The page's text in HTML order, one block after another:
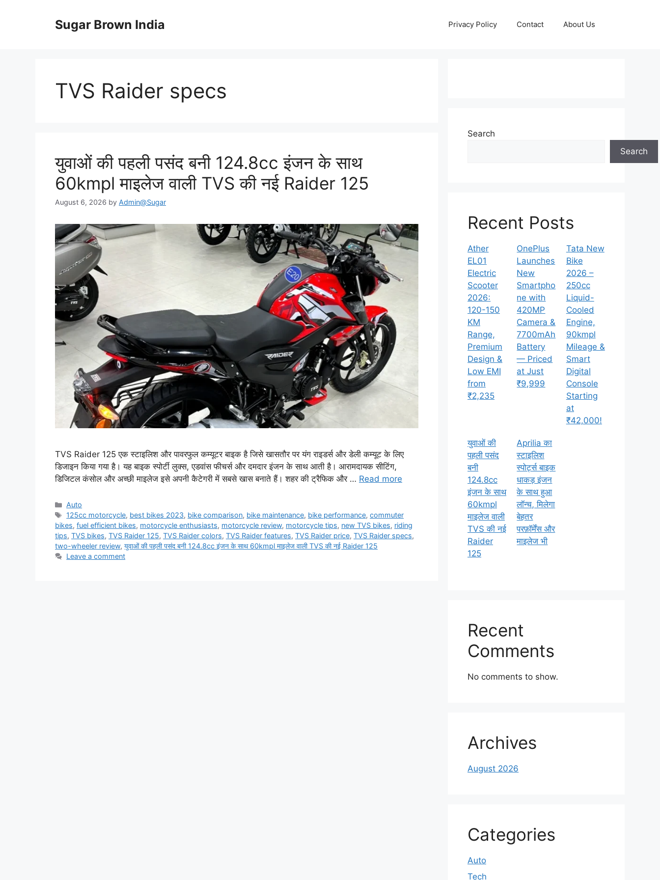
Sugar Brown India Privacy Policy Contact About Us
TVS Raider specs
युवाओं की पहली पसंद बनी 124.8cc इंजन के साथ
60kmpl माइलेज वाली TVS की नई Raider 125
August 6, 2026 by Admin@Sugar
TVS Raider 125 एक स्टाइलिश और पावरफुल कम्यूटर बाइक है जिसे खासतौर पर यंग राइडर्स और डेली कम्यूट के लिए
डिजाइन किया गया है। यह बाइक स्पोर्टी लुक्स, एडवांस फीचर्स और दमदार इंजन के साथ आती है। आरामदायक सीटिंग,
डिजिटल कंसोल और अच्छी माइलेज इसे अपनी कैटेगरी में सबसे खास बनाते हैं। शहर की ट्रैफिक और … Read more
Categories
Auto
Tags
125cc motorcycle, best bikes 2023, bike comparison, bike maintenance, bike performance,commuter
bikes, fuel efficient bikes, motorcycle enthusiasts, motorcycle review, motorcycle tips, new TVS bikes, riding
tips, TVS bikes, TVS Raider 125, TVS Raider colors, TVS Raider features, TVS Raider price, TVS Raider specs,
two-wheeler review, युवाओं की पहली पसंद बनी 124.8cc इंजन के साथ 60kmpl माइलेज वाली TVS की नई Raider 125
Leave a comment
Search
Search
Recent Posts
Ather
EL01
Electric
Scooter
2026:
120-150
KM
Range,
Premium
Design &
Low EMI
from
₹2,235
OnePlus
Launches
New
Smartpho
ne with
420MP
Camera &
7700mAh
Battery
— Priced
at Just
₹9,999
Tata New
Bike
2026 –
250cc
Liquid-
Cooled
Engine,
90kmpl
Mileage &
Smart
Digital
Console
Starting
at
₹42,000!
युवाओं की
पहली पसंद
बनी
124.8cc
इंजन के साथ
60kmpl
माइलेज वाली
TVS की नई
Raider
125
Aprilia का
स्टाइलिश
स्पोर्ट्स बाइक
धाकड़ इंजन
के साथ हुआ
लॉन्च, मिलेगा
बेहतर
परफ़ॉर्मेंस और
माइलेज भी
Recent
Comments
No comments to show.
Archives
August 2026
Categories
Auto
Tech